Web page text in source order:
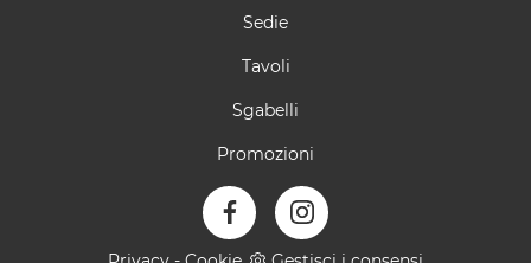
Sedie
Tavoli
Sgabelli
Promozioni